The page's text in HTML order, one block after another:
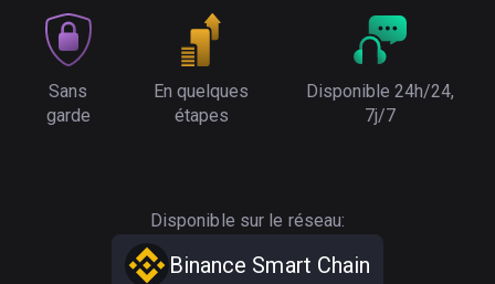
Sans
garde
En quelques
étapes
Disponible 24h/24,
7j/7
Disponible sur le réseau:
Binance Smart Chain